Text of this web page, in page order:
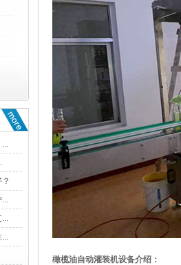
橄榄油自动灌装机设备介绍：